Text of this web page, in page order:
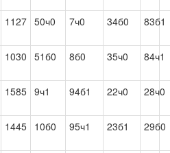
1127 50ч0 7ч0 34б0 83б1
1030 51б0 8б0 35ч0 84ч1
1585 9ч1 94б1 22ч0 28ч0
1445 10б0 95ч1 23б1 29б0